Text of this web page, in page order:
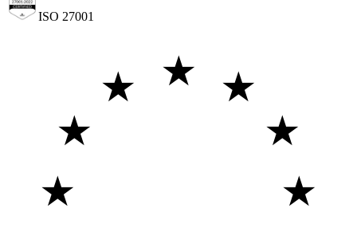
ISO 27001
★
★
★
★
★
★
★